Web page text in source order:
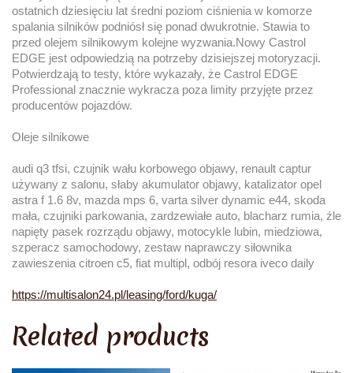
ostatnich dziesięciu lat średni poziom ciśnienia w komorze
spalania silników podniósł się ponad dwukrotnie. Stawia to
przed olejem silnikowym kolejne wyzwania.Nowy Castrol
EDGE jest odpowiedzią na potrzeby dzisiejszej motoryzacji.
Potwierdzają to testy, które wykazały, że Castrol EDGE
Professional znacznie wykracza poza limity przyjęte przez
producentów pojazdów.
Oleje silnikowe
audi q3 tfsi, czujnik wału korbowego objawy, renault captur
używany z salonu, słaby akumulator objawy, katalizator opel
astra f 1.6 8v, mazda mps 6, varta silver dynamic e44, skoda
mała, czujniki parkowania, zardzewiałe auto, blacharz rumia, źle
napięty pasek rozrządu objawy, motocykle lubin, miedziowa,
szperacz samochodowy, zestaw naprawczy siłownika
zawieszenia citroen c5, fiat multipl, odbój resora iveco daily
https://multisalon24.pl/leasing/ford/kuga/
Related products